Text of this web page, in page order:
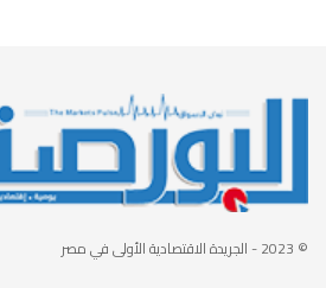
© 2023 - الجريدة الاقتصادية الأولى في مصر